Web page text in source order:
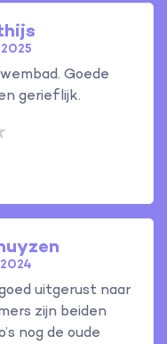
Goede
gerieflijk.
uitgerust naar
zijn beiden
nog de oude